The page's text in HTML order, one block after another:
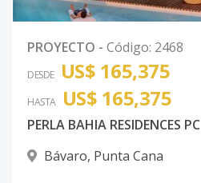
PROYECTO - Código: 2468
DESDE US$ 165,375
HASTA US$ 165,375
PERLA BAHIA RESIDENCES PC
Bávaro, Punta Cana